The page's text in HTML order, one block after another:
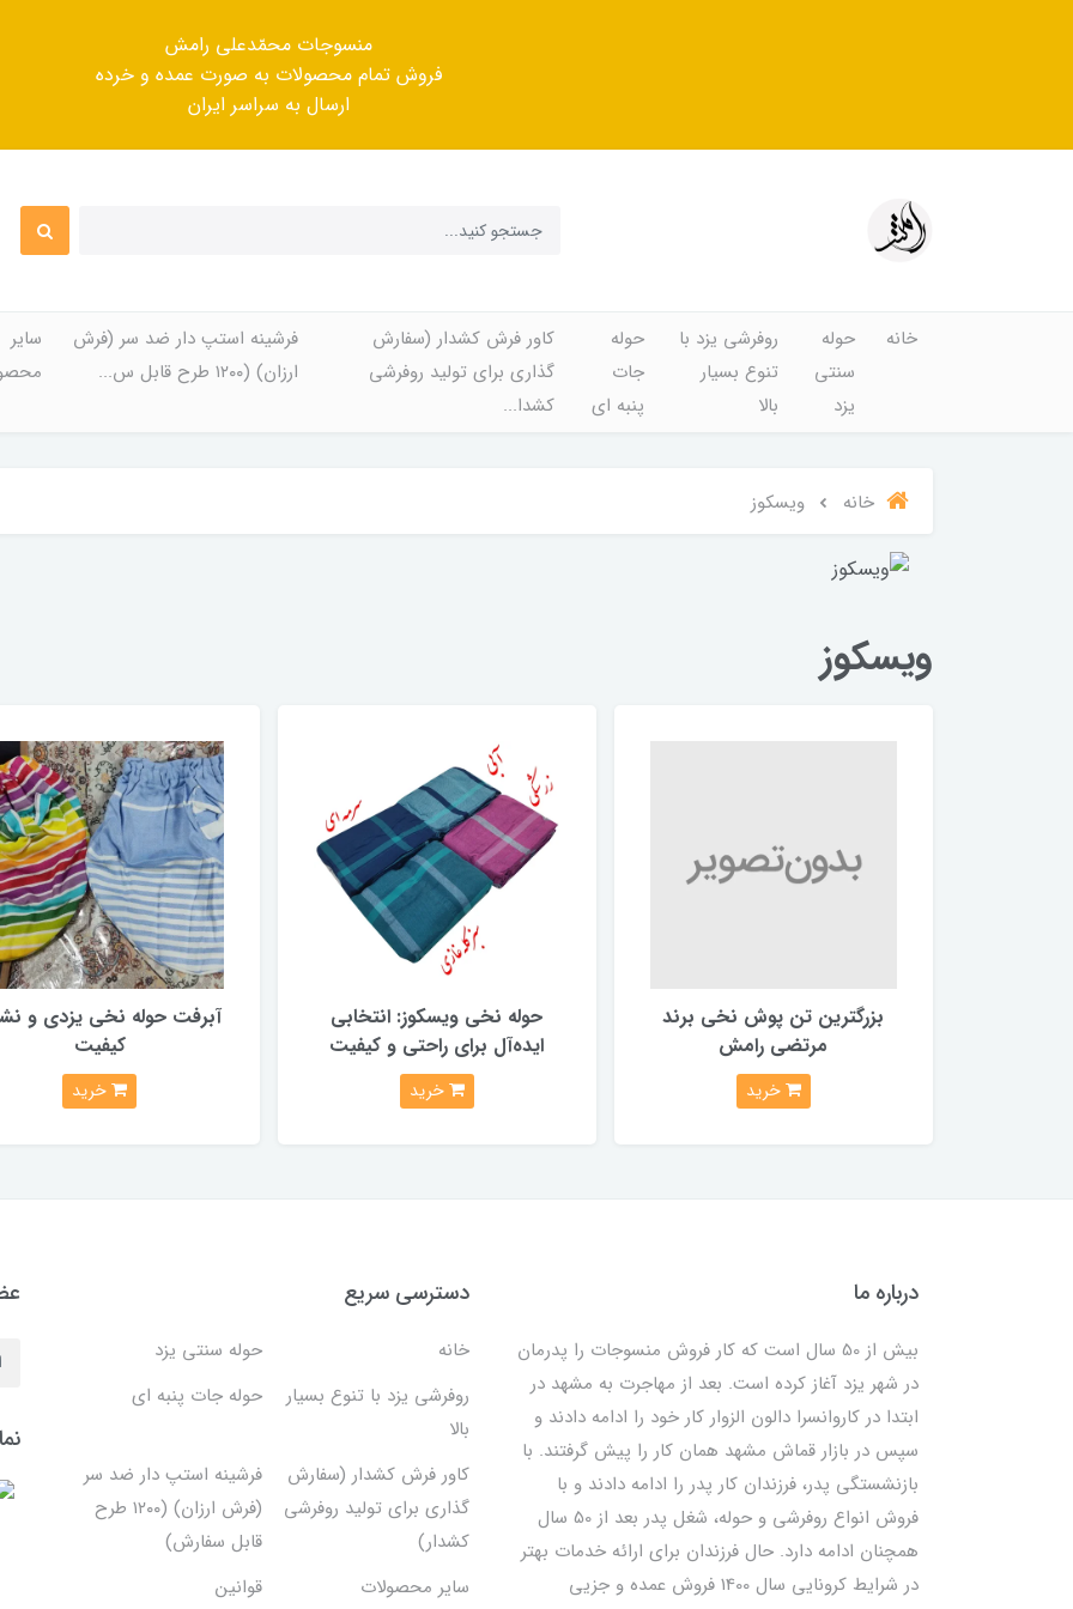
منسوجات محمّدعلی رامش
فروش تمام محصولات به صورت عمده و خرده
ارسال به سراسر ایران
خانه
حوله
سنتی
یزد
روفرشی یزد با
تنوع بسیار
بالا
حوله
جات
پنبه ای
کاور فرش کشدار (سفارش
گذاری برای تولید روفرشی
کشدا...
فرشینه استپ دار ضد سر (فرش
ارزان) (۱۲۰۰ طرح قابل س...
سایر
خانه ویسکوز
ویسکوز
بزرگترین تن پوش نخی برند
مرتضی رامش
خرید
حوله نخی ویسکوز: انتخابی
ایده‌آل برای راحتی و کیفیت
خرید
آبرفت حوله نخی یزدی و
کیفیت
خرید
درباره ما
بیش از 50 سال است که کار فروش منسوجات را پدرمان
در شهر یزد آغاز کرده است. بعد از مهاجرت به مشهد در
ابتدا در کاروانسرا دالون الزوار کار خود را ادامه دادند و
سپس در بازار قماش مشهد همان کار را پیش گرفتند. با
بازنشستگی پدر، فرزندان کار پدر را ادامه دادند و با
فروش انواع روفرشی و حوله، شغل پدر بعد از 50 سال
همچنان ادامه دارد. حال فرزندان برای ارائه خدمات بهتر
در شرایط کرونایی سال 1400 فروش عمده و جزیی
دسترسی سریع
خانه
حوله سنتی یزد
روفرشی یزد با تنوع بسیار
بالا
حوله جات پنبه ای
کاور فرش کشدار (سفارش
گذاری برای تولید روفرشی
کشدار)
فرشینه استپ دار ضد سر
(فرش ارزان) (۱۲۰۰ طرح
قابل سفارش)
سایر محصولات
قوانین